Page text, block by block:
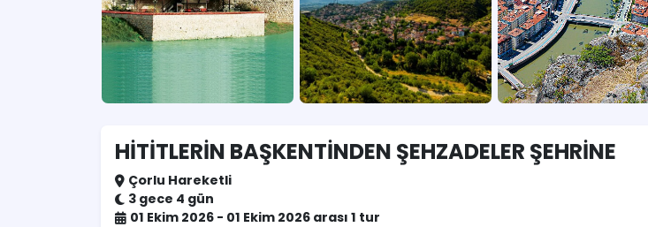
HİTİTLERİN BAŞKENTİNDEN ŞEHZADELER ŞEHRİNE
Çorlu Hareketli
3 gece 4 gün
01 Ekim 2026 - 01 Ekim 2026 arası 1 tur